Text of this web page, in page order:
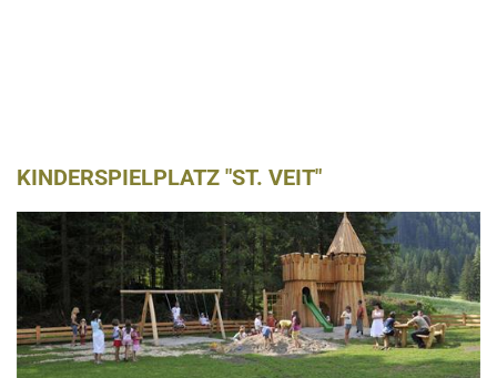
KINDERSPIELPLATZ "ST. VEIT"